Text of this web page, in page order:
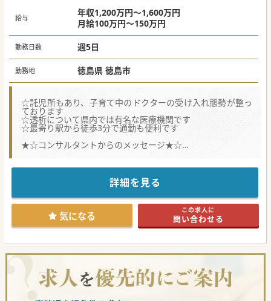
給与
年収1,200万円～1,600万円
月給100万円～150万円
勤務日数 週5日
勤務地 徳島県 徳島市
☆託児所もあり、子育て中のドクターの受け入れ態勢が整っ
ております
☆透析について県内では有名な医療機関です
☆最寄り駅から徒歩3分で通勤も便利です
★☆コンサルタントからのメッセージ★☆
県内でも腎、泌尿器領域で有名な医療機関です。
れております。
託児所も設置されており、子育て中のドクターにも理解があ
る病院ですので、お気軽にお問い合わせください。
詳細を見る
気になる この求人に
問い合わせる